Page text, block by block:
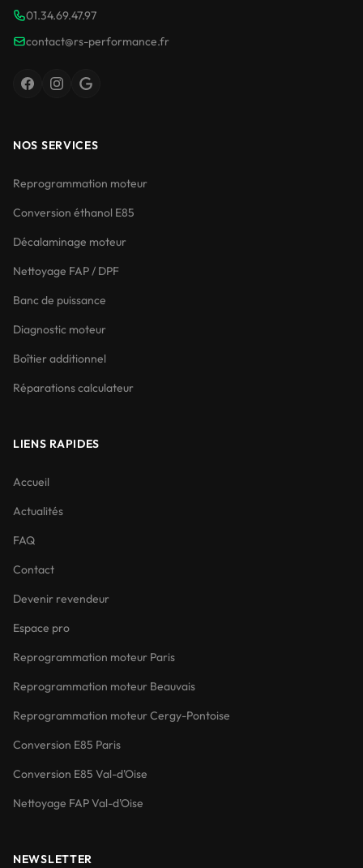
01.34.69.47.97
contact@rs-performance.fr
NOS SERVICES
Reprogrammation moteur
Conversion éthanol E85
Décalaminage moteur
Nettoyage FAP / DPF
Banc de puissance
Diagnostic moteur
Boîtier additionnel
Réparations calculateur
LIENS RAPIDES
Accueil
Actualités
FAQ
Contact
Devenir revendeur
Espace pro
Reprogrammation moteur Paris
Reprogrammation moteur Beauvais
Reprogrammation moteur Cergy-Pontoise
Conversion E85 Paris
Conversion E85 Val-d'Oise
Nettoyage FAP Val-d'Oise
NEWSLETTER